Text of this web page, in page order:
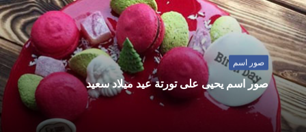
صور اسم
صور اسم يحيى على تورتة عيد ميلاد سعيد